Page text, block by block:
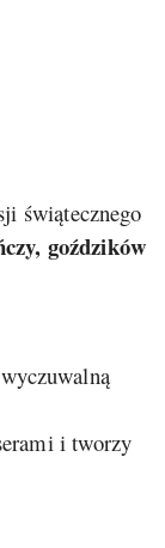
świątecznego
goździków
i tworzy